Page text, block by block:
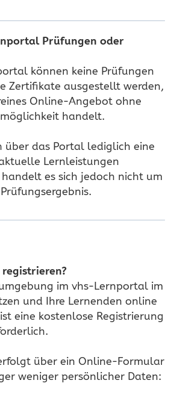
Prüfungen oder
können keine Prüfungen
Zertifikate ausgestellt werden,
Online-Angebot ohne
handelt.
über das Portal lediglich eine
Lernleistungen
es sich jedoch nicht um
im vhs-Lernportal im
und Ihre Lernenden online
eine kostenlose Registrierung
über ein Online-Formular
weniger persönlicher Daten: